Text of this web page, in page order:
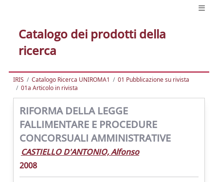
Catalogo dei prodotti della
ricerca
IRIS Catalogo Ricerca UNIROMA1
01 Pubblicazione su rivista
01a Articolo in rivista
RIFORMA DELLA LEGGE
FALLIMENTARE E PROCEDURE
CONCORSUALI AMMINISTRATIVE
CASTIELLO D'ANTONIO, Alfonso
2008